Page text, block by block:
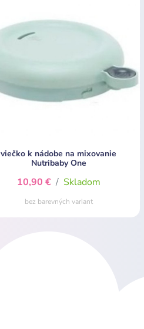
viečko k nádobe na mixovanie
Nutribaby One
10,90 € / Skladom
bez barevných variant